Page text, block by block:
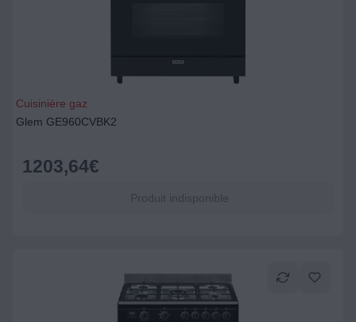
Cuisinière gaz
Glem GE960CVBK2
1203,64€
Produit indisponible